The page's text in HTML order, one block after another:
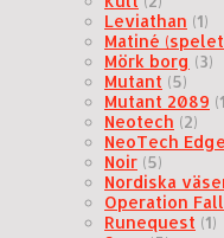
Leviathan (1)
Matiné
Mörk borg (3)
Mutant (5)
Mutant 2089
Neotech (2)
NeoTech Edge
Noir (5)
Nordiska
Operation
Runequest (1)